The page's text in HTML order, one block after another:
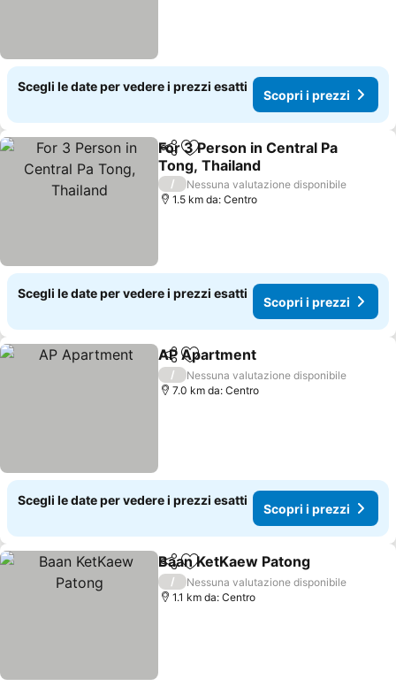
Scegli le date per vedere i prezzi esatti
Scopri i prezzi
CondividiAggiungi ai preferiti
For 3 Person in Central Pa
Tong, Thailand
Scopri i prezzi
/
Nessuna valutazione disponibile
1.5 km da: Centro
Scegli le date per vedere i prezzi esatti
Scopri i prezzi
CondividiAggiungi ai preferiti
AP Apartment
/
Nessuna valutazione disponibile
7.0 km da: Centro
Scegli le date per vedere i prezzi esatti
Scopri i prezzi
CondividiAggiungi ai preferiti
Baan KetKaew Patong
/
Nessuna valutazione disponibile
1.1 km da: Centro